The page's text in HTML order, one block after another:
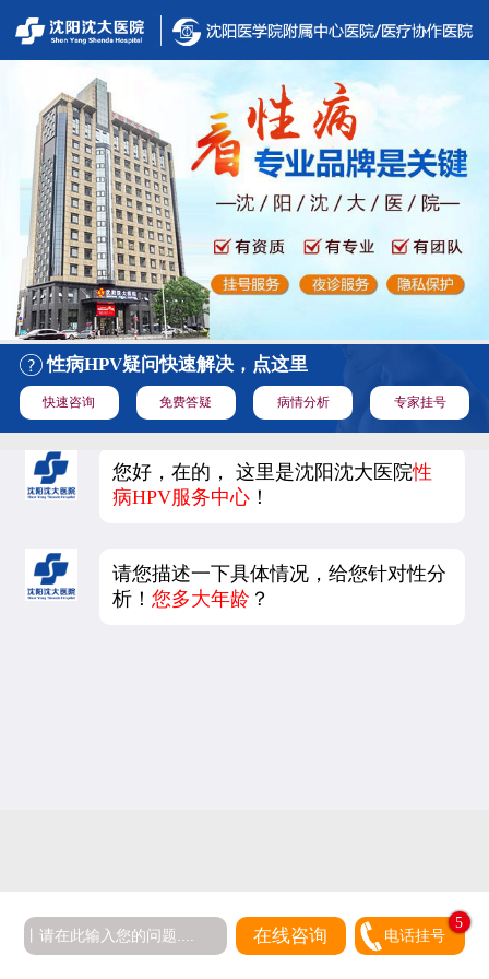
性病HPV疑问快速解决，点这里
快速咨询 免费答疑 病情分析 专家挂号
您好，在的， 这里是沈阳沈大医院性
病HPV服务中心 ！
请您描述一下具体情况，给您针对性分
析！您多大年龄 ？
在线咨询 电话挂号
5